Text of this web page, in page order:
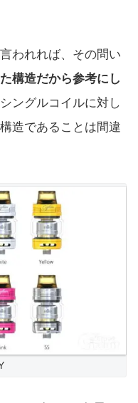
われれば、その問い
構造だから参考にし
ングルコイルに対し
造であることは間違